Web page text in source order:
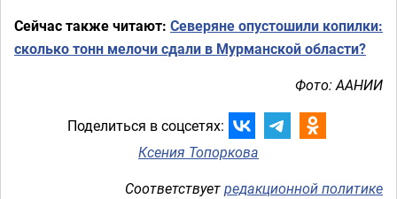
Сейчас также читают: Северяне опустошили копилки:
сколько тонн мелочи сдали в Мурманской области?
Фото: ААНИИ
Поделиться в соцсетях:
Ксения Топоркова
Соответствуетредакционной политике